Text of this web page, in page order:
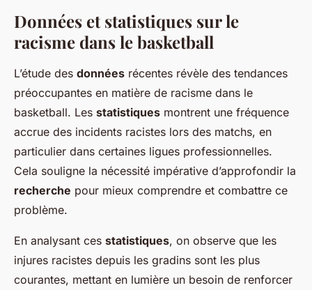
Données et statistiques sur le
racisme dans le basketball
L’étude des données récentes révèle des tendances
préoccupantes en matière de racisme dans le
basketball. Les statistiques montrent une fréquence
accrue des incidents racistes lors des matchs, en
particulier dans certaines ligues professionnelles.
Cela souligne la nécessité impérative d’approfondir la
recherche pour mieux comprendre et combattre ce
problème.
En analysant ces statistiques, on observe que les
injures racistes depuis les gradins sont les plus
courantes, mettant en lumière un besoin de renforcer